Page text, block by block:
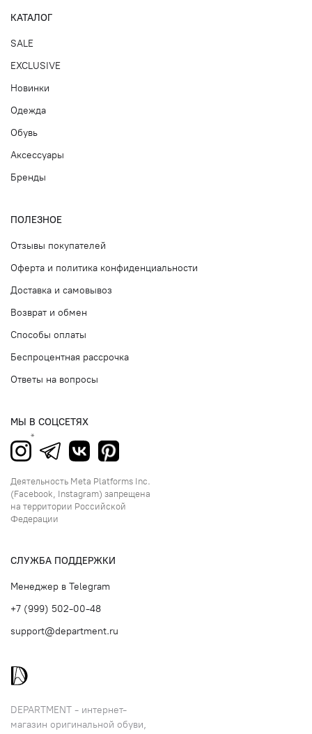
DEPARTMENT - интернет-
магазин оригинальной обуви,
КАТАЛОГ
SALE
EXCLUSIVE
Новинки
Одежда
Обувь
Аксессуары
Бренды
ПОЛЕЗНОЕ
Отзывы покупателей
Оферта и политика конфиденциальности
Доставка и самовывоз
Возврат и обмен
Способы оплаты
Беспроцентная рассрочка
Ответы на вопросы
МЫ В СОЦСЕТЯХ
Деятельность Meta Platforms Inc.
(Facebook, Instagram) запрещена
на территории Российской
Федерации
СЛУЖБА ПОДДЕРЖКИ
Менеджер в Telegram
+7 (999) 502-00-48
support@department.ru